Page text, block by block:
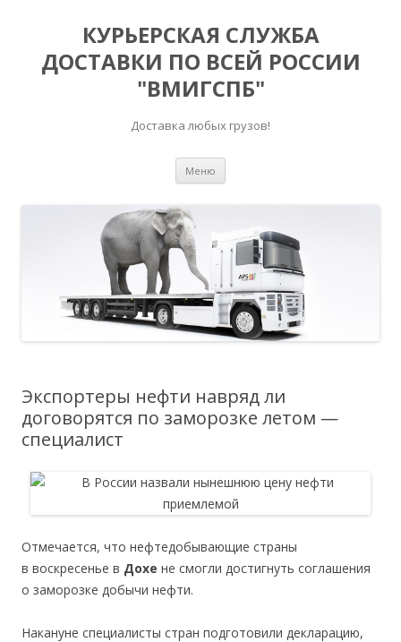
КУРЬЕРСКАЯ СЛУЖБА
ДОСТАВКИ ПО ВСЕЙ РОССИИ
"ВМИГСПБ"
Доставка любых грузов!
Меню
Экспортеры нефти навряд ли
договорятся по заморозке летом —
специалист
Отмечается, что нефтедобывающие страны
в воскресенье в Дохе не смогли достигнуть соглашения
о заморозке добычи нефти.
Накануне специалисты стран подготовили декларацию,